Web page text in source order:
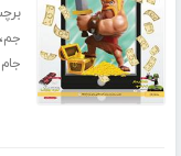
جم